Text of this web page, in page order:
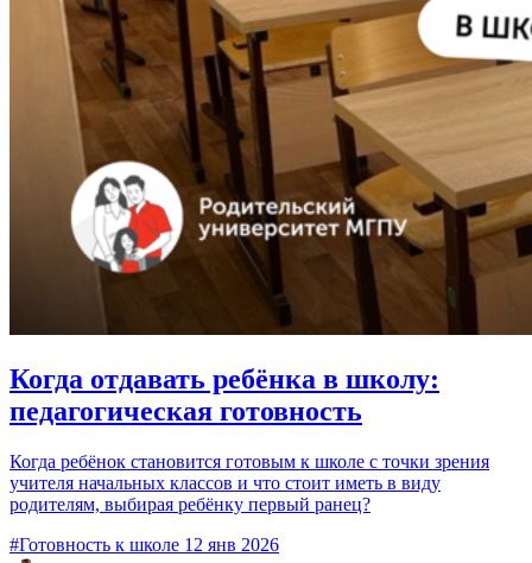
Когда отдавать ребёнка в школу:
педагогическая готовность
Когда ребёнок становится готовым к школе с точки зрения
учителя начальных классов и что стоит иметь в виду
родителям, выбирая ребёнку первый ранец?
#Готовность к школе 12 янв 2026